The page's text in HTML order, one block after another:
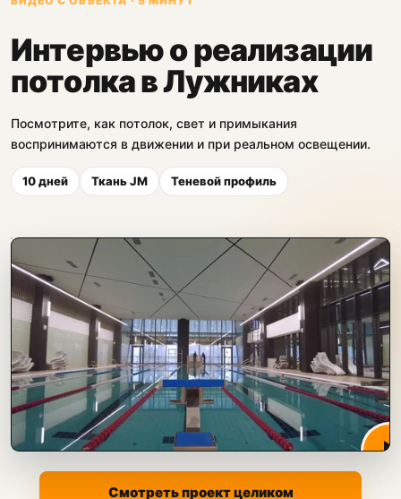
Интервью о реализации
потолка в Лужниках
Посмотрите, как потолок, свет и примыкания
воспринимаются в движении и при реальном освещении.
10 дней Ткань JM Теневой профиль
Смотреть проект целиком